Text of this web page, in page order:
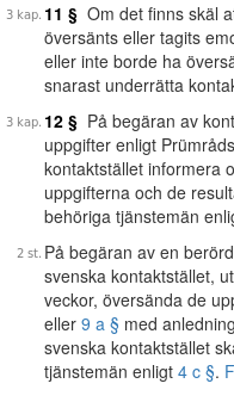
11 § Om det finns skäl
översänts eller tagits
eller inte borde ha
snarast underrätta
12 § På begäran av
uppgifter enligt
kontaktstället informera
uppgifterna och de
behöriga tjänstemän
På begäran av en
svenska kontaktstället,
veckor, översända de
eller 9 a § med
svenska kontaktstället
tjänstemän enligt 4 c §.